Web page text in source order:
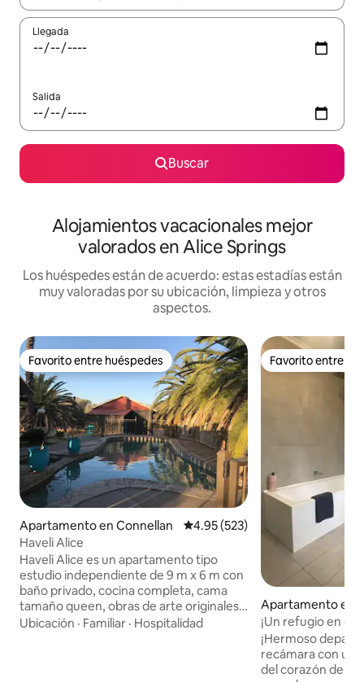
Llegada
Salida
Buscar
Alojamientos vacacionales mejor
valorados en Alice Springs
Los huéspedes están de acuerdo: estas estadías están
muy valoradas por su ubicación, limpieza y otros
aspectos.
Favorito entre huéspedes
Favorito entre huéspedes
Apartamento en Connellan Calificación promedio: 4.95 de
4.95 (523)
Haveli Alice
Haveli Alice es un apartamento tipo
estudio independiente de 9 m x 6 m con
baño privado, cocina completa, cama
tamaño queen, obras de arte originales,
wifi Starlink, TV, Netflix, cinco acres de
Ubicación · Familiar · Hospitalidad
Favorito entre
Favorito entre
Apartamento en
¡Un refugio en el
¡Hermoso
recámara con
del corazón de